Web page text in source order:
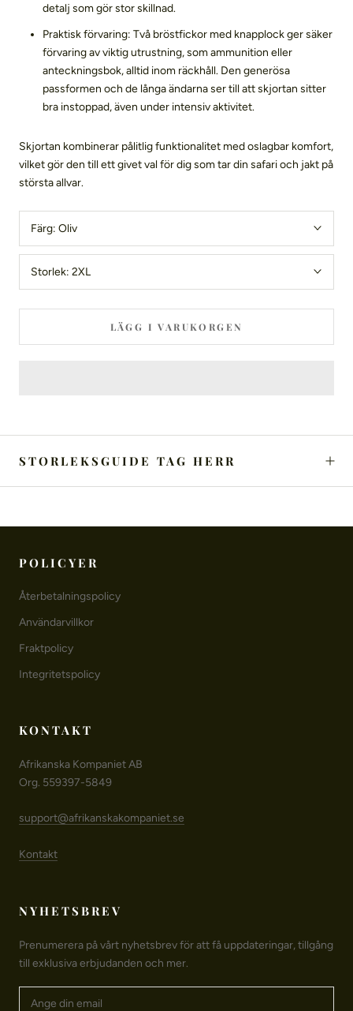
detalj som gör stor skillnad.
Praktisk förvaring: Två bröstfickor med knapplock ger säker
förvaring av viktig utrustning, som ammunition eller
anteckningsbok, alltid inom räckhåll. Den generösa
passformen och de långa ändarna ser till att skjortan sitter
bra instoppad, även under intensiv aktivitet.
Skjortan kombinerar pålitlig funktionalitet med oslagbar komfort,
vilket gör den till ett givet val för dig som tar din safari och jakt på
största allvar.
Färg: Oliv
Storlek: 2XL
LÄGG I VARUKORGEN
STORLEKSGUIDE TAG HERR
POLICYER
Återbetalningspolicy
Användarvillkor
Fraktpolicy
Integritetspolicy
KONTAKT
Afrikanska Kompaniet AB
Org. 559397-5849
support@afrikanskakompaniet.se
Kontakt
NYHETSBREV
Prenumerera på vårt nyhetsbrev för att få uppdateringar, tillgång
till exklusiva erbjudanden och mer.